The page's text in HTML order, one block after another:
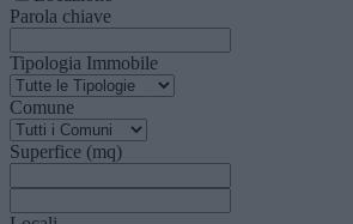
Parola chiave
Tipologia Immobile
Comune
Superfice (mq)